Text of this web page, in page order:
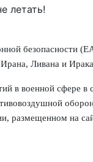
безопасности
Ливана и
в военной сфере
размещенном на